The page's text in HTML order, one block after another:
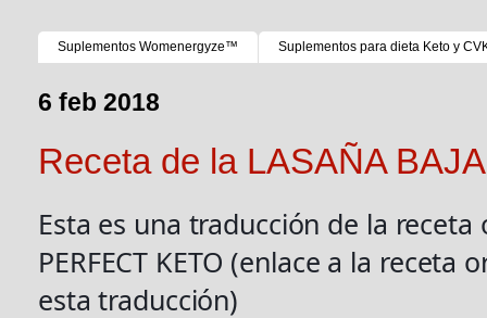
Suplementos Womenergyze™ Suplementos para dieta Keto y
6 feb 2018
Receta de la LASAÑA
Esta es una traducción de la
PERFECT KETO (enlace a la
esta traducción)